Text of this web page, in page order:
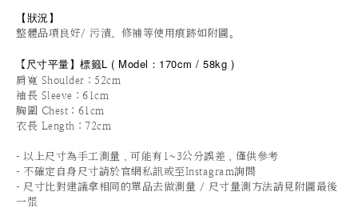
【狀況】
整體品項良好/ 污漬、修補等使用痕跡如附圖。
【 尺寸平量】標籤L ( Model：170cm / 58kg )
肩寬 Shoulder：52cm
袖長 Sleeve：61cm
胸圍 Chest：61cm
衣長 Length：72cm
- 以上尺寸為手工測量，可能有1~3公分誤差，僅供參考
- 不確定自身尺寸請於官網私訊或至Instagram詢問
- 尺寸比對建議拿相同的單品去做測量 / 尺寸量測方法請見附圖最後
一張